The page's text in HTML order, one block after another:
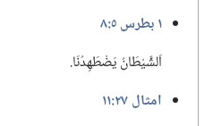
١ بطرس ٥:‏٨
اَلشَّيْطَانُ يَضْطَهِدُنَا.‏
امثال ٢٧:‏١١